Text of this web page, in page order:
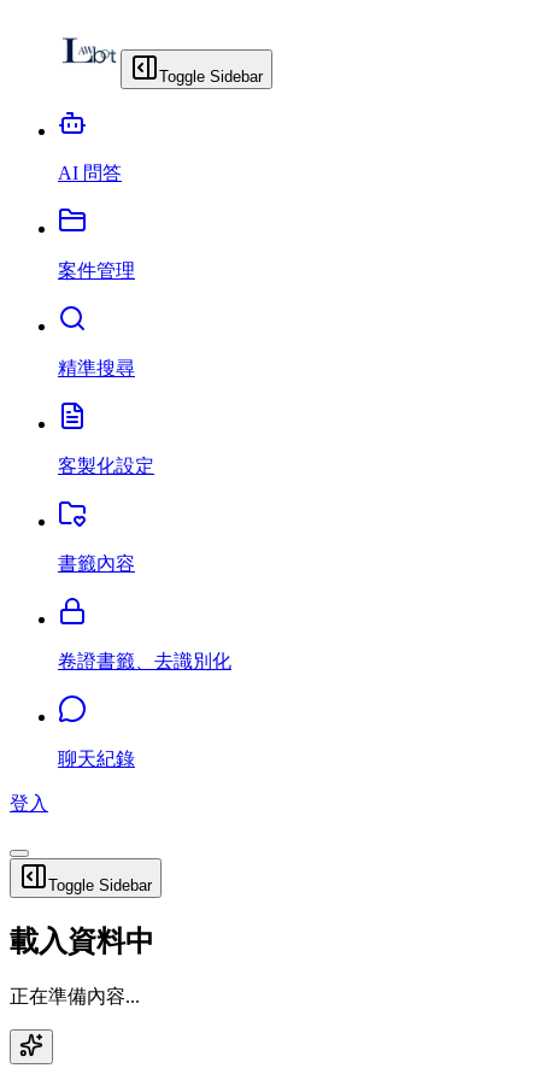
Toggle Sidebar
AI 問答
案件管理
精準搜尋
客製化設定
書籤內容
卷證書籤、去識別化
聊天紀錄
登入
Toggle Sidebar
載入資料中
正在準備內容...